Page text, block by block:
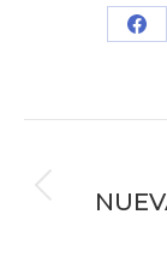
entre